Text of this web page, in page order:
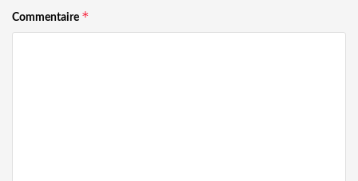
Commentaire *